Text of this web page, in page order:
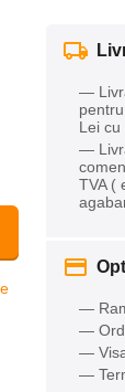
—
Lei cu
—
TVA (
—
—
—
—